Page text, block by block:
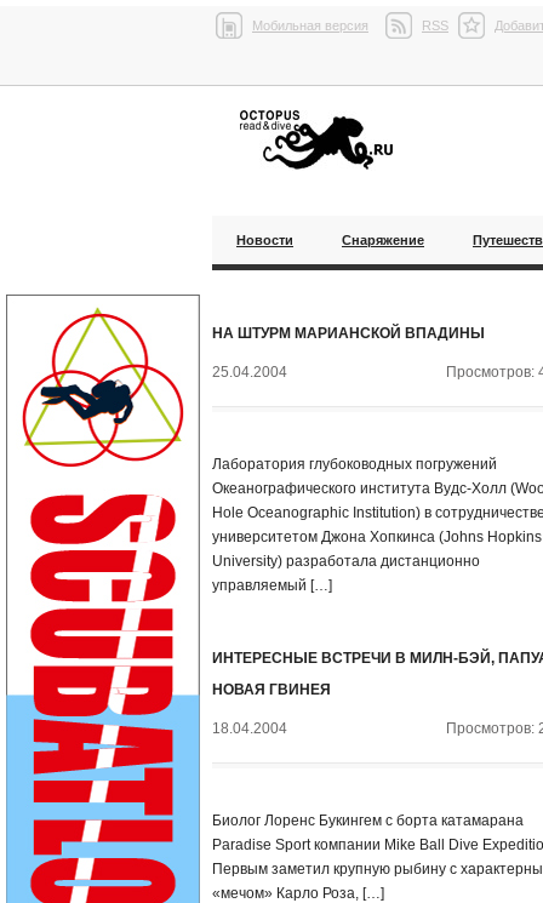
Мобильная версия RSS
Новости Снаряжение
НА ШТУРМ МАРИАНСКОЙ ВПАДИНЫ
25.04.2004 Просмотров:
Лаборатория глубоководных погружений
Океанографического института Вудс-Холл
Hole Oceanographic Institution) в
университетом Джона Хопкинса (Johns Hopkins
University) разработала дистанционно
управляемый […]
ИНТЕРЕСНЫЕ ВСТРЕЧИ В МИЛН-БЭЙ,
НОВАЯ ГВИНЕЯ
18.04.2004 Просмотров:
Биолог Лоренс Букингем с борта катамарана
Paradise Sport компании Mike Ball Dive
Первым заметил крупную рыбину с
«мечом» Карло Роза, […]